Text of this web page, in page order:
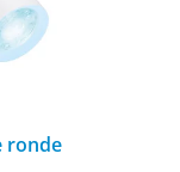
ronde